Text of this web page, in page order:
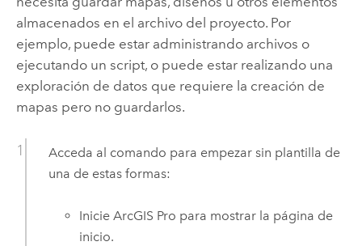
almacenados en el archivo del proyecto. Por
ejemplo, puede estar administrando archivos o
ejecutando un script, o puede estar realizando una
exploración de datos que requiere la creación de
mapas pero no guardarlos.
Acceda al comando para empezar sin plantilla de
una de estas formas:
InicieArcGIS Pro para mostrar la página de
inicio.